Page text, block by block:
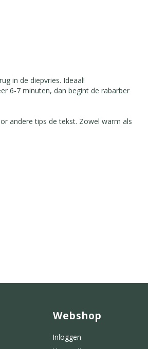
in de diepvries. Ideaal!
6-7 minuten, dan begint de rabarber
andere tips de tekst. Zowel warm als
Webshop
Inloggen